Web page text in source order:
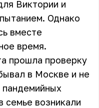
Виктории и
Однако
вместе
время.
прошла проверку
в Москве и не
пандемийных
семье возникали